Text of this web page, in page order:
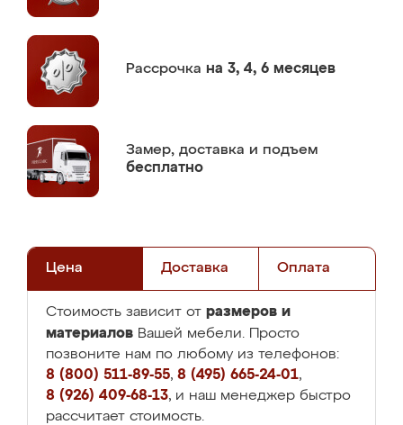
Рассрочка на 3, 4, 6 месяцев
Замер, доставка и подъем
бесплатно
Цена Доставка Оплата
Стоимость зависит от размеров и
материалов Вашей мебели. Просто
позвоните нам по любому из телефонов:
8 (800) 511-89-55, 8 (495) 665-24-01,
8 (926) 409-68-13, и наш менеджер быстро
рассчитает стоимость.